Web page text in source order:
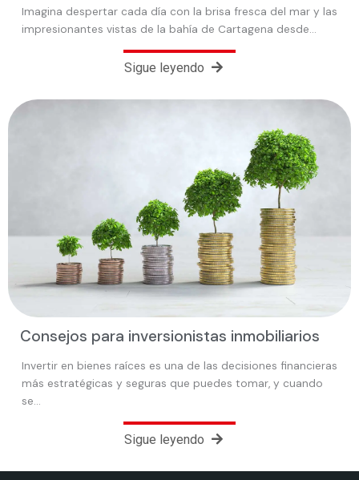
Imagina despertar cada día con la brisa fresca del mar y las
impresionantes vistas de la bahía de Cartagena desde…
Sigue leyendo
Consejos para inversionistas inmobiliarios
Invertir en bienes raíces es una de las decisiones financieras
más estratégicas y seguras que puedes tomar, y cuando
se…
Sigue leyendo